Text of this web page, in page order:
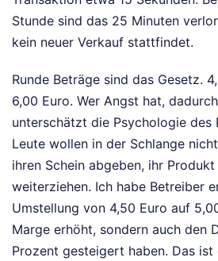
Stunde sind das 25 Minuten
kein neuer Verkauf stattfindet.
Runde Beträge sind das Gesetz.
6,00 Euro. Wer Angst hat,
unterschätzt die Psychologie des
Leute wollen in der Schlange
ihren Schein abgeben, ihr
weiterziehen. Ich habe Betreiber
Umstellung von 4,50 Euro auf
Marge erhöht, sondern auch den
Prozent gesteigert haben. Das ist